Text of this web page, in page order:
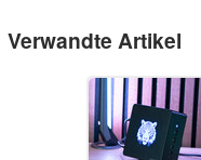
Verwandte Artikel